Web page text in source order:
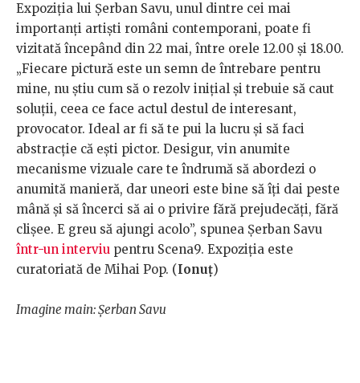
Expoziția lui Șerban Savu, unul dintre cei mai
importanți artiști români contemporani, poate fi
vizitată începând din 22 mai, între orele 12.00 și 18.00.
„Fiecare pictură este un semn de întrebare pentru
mine, nu știu cum să o rezolv inițial și trebuie să caut
soluții, ceea ce face actul destul de interesant,
provocator. Ideal ar fi să te pui la lucru și să faci
abstracție că ești pictor. Desigur, vin anumite
mecanisme vizuale care te îndrumă să abordezi o
anumită manieră, dar uneori este bine să îți dai peste
mână și să încerci să ai o privire fără prejudecăți, fără
clișee. E greu să ajungi acolo”, spunea Șerban Savu
într-un interviu pentru Scena9. Expoziția este
curatoriată de Mihai Pop. (Ionuț)
Imagine main: Șerban Savu